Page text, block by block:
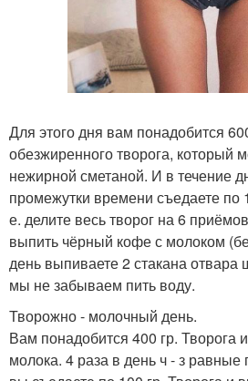
Для этого дня вам понадобится
обезжиренного творога, который
нежирной сметаной. И в течение
промежутки времени съедаете по
е. делите весь творог на 6
выпить чёрный кофе с молоком
день выпиваете 2 стакана
мы не забываем пить воду.
Творожно - молочный день.
Вам понадобится 400 гр. Творога
молока. 4 раза в день ч - з